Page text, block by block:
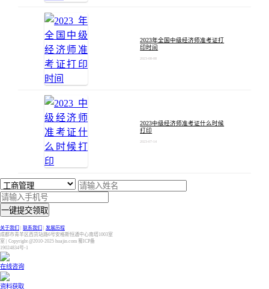
2023年全国中级经济师准考证打
印时间
2023-08-08
2023中级经济师准考证什么时候
打印
2023-07-14
一键提交领取
关于我们 联系我们
发展历程
成都市青羊区西货站路6号安格斯恒通中心南塔1003室
室 | Copyright @2010-2025 huajin.com 蜀ICP备
19024834号-1
在线咨询
资料获取